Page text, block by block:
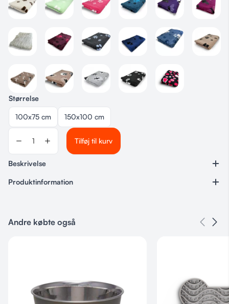
Størrelse
100x75 cm 150x100 cm
Tilføj til kurv
Beskrivelse
Produktinformation
Kategorier
Andre købte også